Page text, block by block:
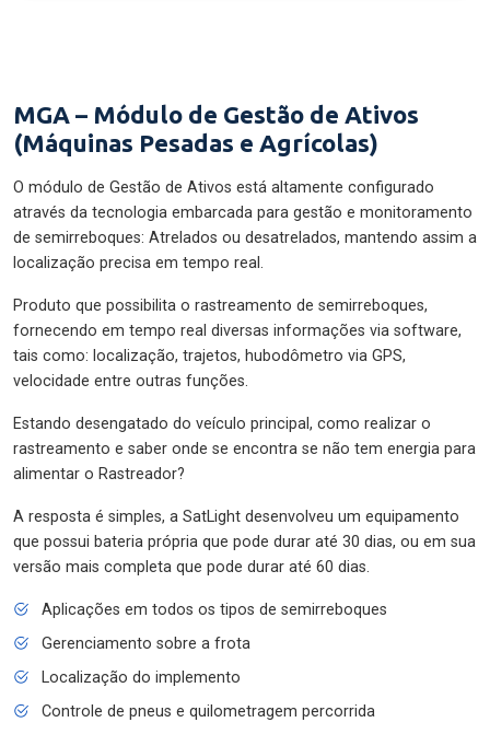
MGA – Módulo de Gestão de Ativos
(Máquinas Pesadas e Agrícolas)
O módulo de Gestão de Ativos está altamente configurado
através da tecnologia embarcada para gestão e monitoramento
de semirreboques: Atrelados ou desatrelados, mantendo assim a
localização precisa em tempo real.
Produto que possibilita o rastreamento de semirreboques,
fornecendo em tempo real diversas informações via software,
tais como: localização, trajetos, hubodômetro via GPS,
velocidade entre outras funções.
Estando desengatado do veículo principal, como realizar o
rastreamento e saber onde se encontra se não tem energia para
alimentar o Rastreador?
A resposta é simples, a SatLight desenvolveu um equipamento
que possui bateria própria que pode durar até 30 dias, ou em sua
versão mais completa que pode durar até 60 dias.
Aplicações em todos os tipos de semirreboques
Gerenciamento sobre a frota
Localização do implemento
Controle de pneus e quilometragem percorrida